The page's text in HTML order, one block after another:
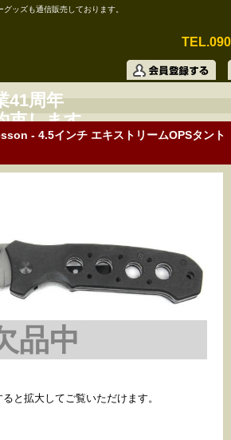
ッズも通信販売しております。
41周年
束します。
- 4.5インチ エキストリームOPSタント
品中
と拡大してご覧いただけます。